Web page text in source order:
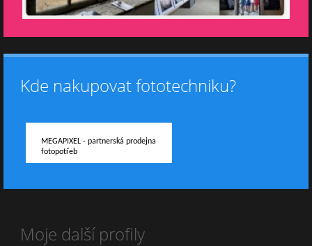
Kde nakupovat fototechniku?
MEGAPIXEL - partnerská prodejna
fotopotřeb
Moje další profily